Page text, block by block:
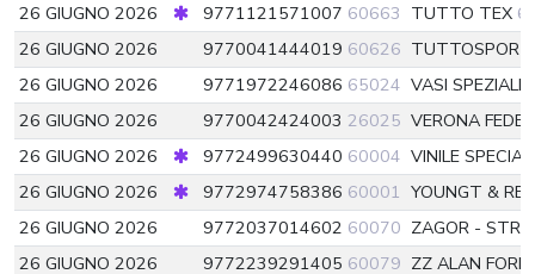
26 GIUGNO 2026
9771121571007 60663 TUTTO TEX
26 GIUGNO 2026
9770041444019 60626
26 GIUGNO 2026
9771972246086 65024 VASI
26 GIUGNO 2026
9770042424003 26025 VERONA
26 GIUGNO 2026
9772499630440 60004 VINILE
26 GIUGNO 2026
9772974758386 60001 YOUNGT &
26 GIUGNO 2026
9772037014602 60070 ZAGOR -
26 GIUGNO 2026
9772239291405 60079 ZZ ALAN